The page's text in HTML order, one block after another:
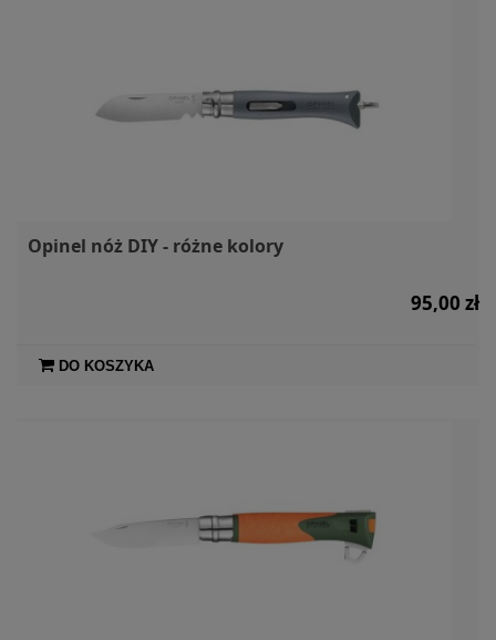
Opinel nóż DIY - różne kolory
95,00 zł
DO KOSZYKA